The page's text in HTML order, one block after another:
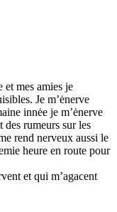
et mes amies je
Je m’ėnerve
innėe je m’ėnerve
des rumeurs sur les
rend nerveux aussi le
heure en route pour
et qui m’agacent